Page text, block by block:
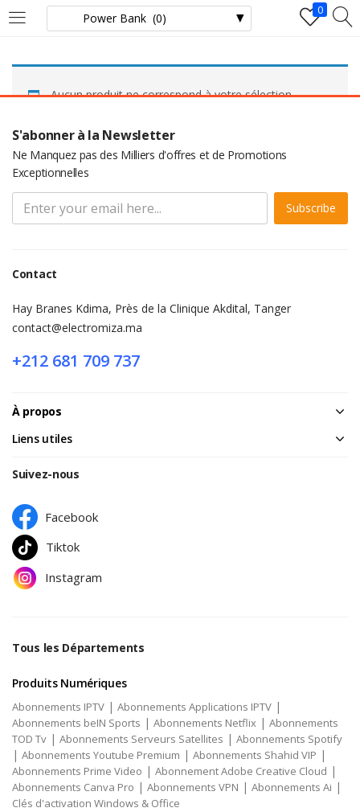
0
LOGIN
Enter your username and password to login.
Remember me
Lost password?
Aucun produit ne correspond à votre sélection.
S'abonner à la Newsletter
Ne Manquez pas des Milliers d'offres et de Promotions
Exceptionnelles
Subscribe
Contact
Hay Branes Kdima, Près de la Clinique Akdital, Tanger
contact@electromiza.ma
+212 681 709 737
À propos
Liens utiles
Suivez-nous
Facebook
Tiktok
Instagram
Tous les Départements
Produits Numériques
Abonnements IPTV | Abonnements Applications IPTV |
Abonnements beIN Sports | Abonnements Netflix | Abonnements
TOD Tv | Abonnements Serveurs Satellites | Abonnements Spotify
| Abonnements Youtube Premium | Abonnements Shahid VIP |
Abonnements Prime Video | Abonnement Adobe Creative Cloud |
Abonnements Canva Pro | Abonnements VPN | Abonnements Ai |
Clés d'activation Windows & Office